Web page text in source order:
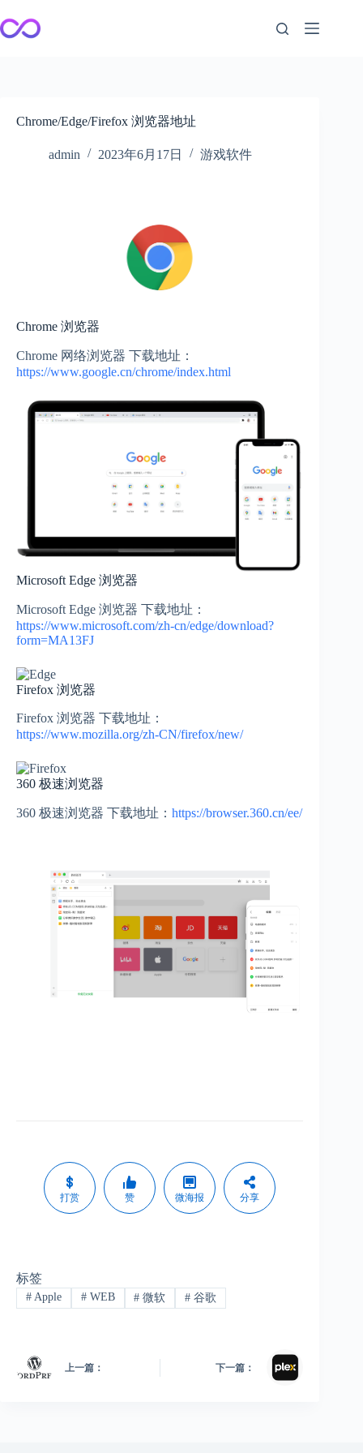
至
内
Chrome/Edge/Firefox 浏览器地址
admin 2023年6月17日 游戏软件
Chrome 浏览器
Chrome 网络浏览器 下载地址：
https://www.google.cn/chrome/index.html
Microsoft Edge 浏览器
Microsoft Edge 浏览器 下载地址：
https://www.microsoft.com/zh-cn/edge/download?
form=MA13FJ
Firefox 浏览器
Firefox 浏览器 下载地址：
https://www.mozilla.org/zh-CN/firefox/new/
360 极速浏览器
360 极速浏览器 下载地址： https://browser.360.cn/ee/
打赏 赞 微海报 分享
标签
#Apple #WEB # 微软 # 谷歌
上一篇： 下一篇：